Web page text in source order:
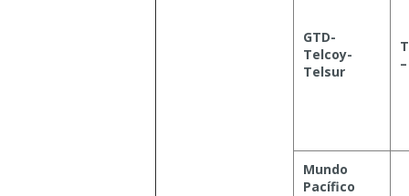
GTD-
Telcoy-
Telsur
Mundo
Pacífico